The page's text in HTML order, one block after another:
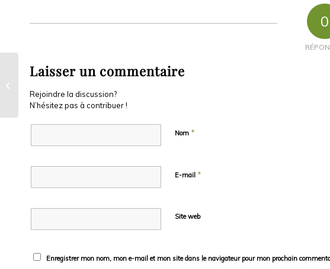
0
Laisser un commentaire
Rejoindre la discussion?
N’hésitez pas à contribuer !
Nom *
E-mail *
Site web
Enregistrer mon nom, mon e-mail et mon site dans le navigateur pour mon prochain